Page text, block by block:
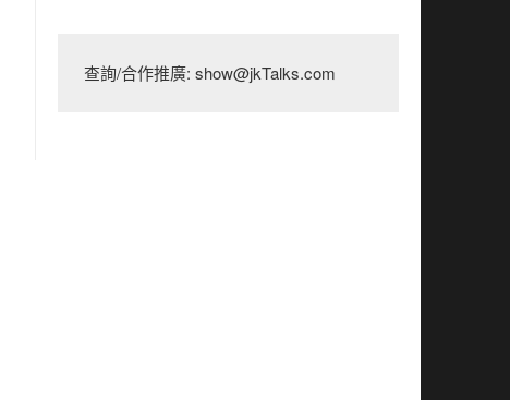
查詢/合作推廣: show@jkTalks.com